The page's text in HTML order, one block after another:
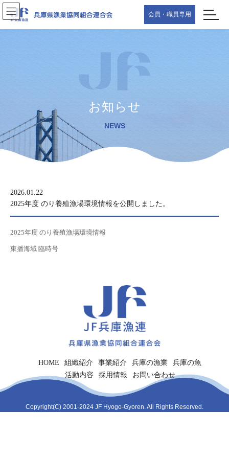
Skip
to
the
Skip
to
the
会員・職員専用
お知らせ
NEWS
2026.01.22
2025年度 のり養殖漁場環境情報を公開しました。
2025年度 のり養殖漁場環境情報
東播海域 臨時号
HOME 組織紹介 事業紹介 兵庫の漁業
兵庫の魚
活動内容
採用情報 お問い合わせ
Copyright(C) 2001-2024 JF Hyogo-Gyoren. All Rights Reserved.